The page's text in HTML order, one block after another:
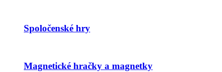
Spoločenské hry
Magnetické hračky a magnetky